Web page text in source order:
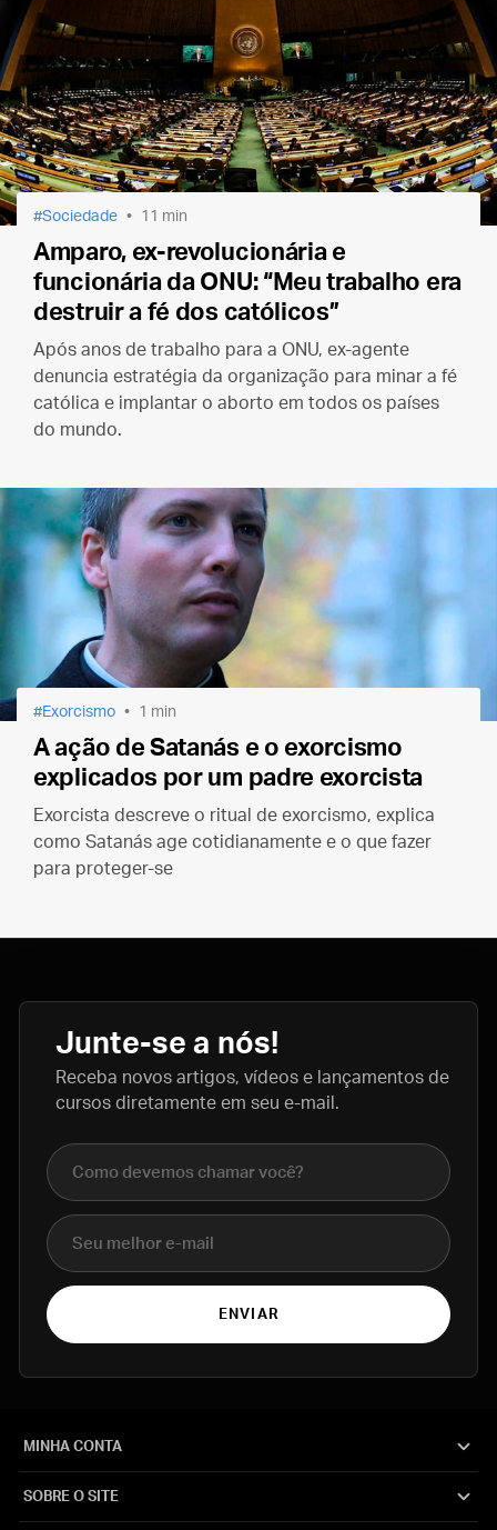
Sociedade 11 min
Amparo, ex-revolucionária e
funcionária da ONU: “Meu trabalho era
destruir a fé dos católicos”
Após anos de trabalho para a ONU, ex-agente
denuncia estratégia da organização para minar a fé
católica e implantar o aborto em todos os países
do mundo.
Exorcismo 1 min
A ação de Satanás e o exorcismo
explicados por um padre exorcista
Exorcista descreve o ritual de exorcismo, explica
como Satanás age cotidianamente e o que fazer
para proteger-se
Junte-se a nós!
Receba novos artigos, vídeos e lançamentos de
cursos diretamente em seu e-mail.
Nome completo
E-mail
ENVIAR
MINHA CONTA
SOBRE O SITE